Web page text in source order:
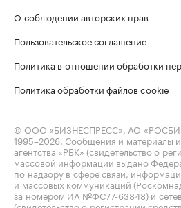
О соблюдении авторских прав
Пользовательское соглашение
Политика в отношении обработки
Политика обработки файлов cookie
© ООО «БИЗНЕСПРЕСС», АО
1995–2026 . Сообщения и материалы
агентства «РБК» (свидетельство о
массовой информации выдано
по надзору в сфере связи,
и массовых коммуникаций
за номером ИА №ФС77-63848) и